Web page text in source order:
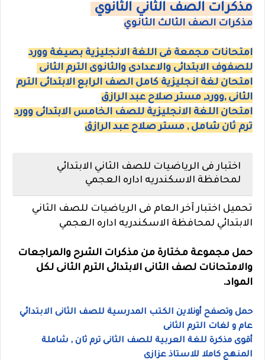
مذكرات الصف الثاني الثانوي
مذكرات الصف الثالث الثانوي
امتحانات مجمعة فى اللغة الانجليزية بصيغة وورد
للصفوف الابتدائى والاعدادى والثانوى الترم الثانى
امتحان لغة انجليزية كامل الصف الرابع الابتدائى الترم
الثانى ,وورد, مستر صلاح عبد الرازق
امتحان اللغة الانجليزية للصف الخامس الابتدائى وورد
ترم ثان شامل , مستر صلاح عبد الرازق
اختبار فى الرياضيات للصف الثاني الابتدائي
لمحافظة الاسكندريه اداره العجمي
تحميل اختبار آخر العام فى الرياضيات للصف الثاني
الابتدائي لمحافظة الاسكندريه اداره العجمي
حمل مجموعة مختارة من مذكرات الشرح والمراجعات
والامتحانات لصف الثانى الابتدائى الترم الثانى لكل
المواد.
حمل وتصفح أونلاين الكتب المدرسية للصف الثانى الابتدائي
عام و لغات الترم الثانى
أقوى مذكرة للغة العربية للصف الثانى ترم ثان , شاملة
المنهج كاملا للاستاذ عزازى